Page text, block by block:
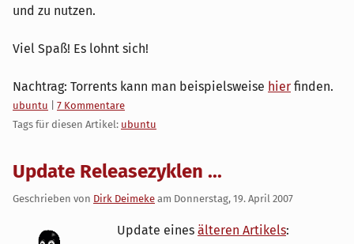
und zu nutzen.
Viel Spaß! Es lohnt sich!
Nachtrag: Torrents kann man beispielsweise hier finden.
Kategorien:
ubuntu
7 Kommentare
Tags für diesen Artikel: ubuntu
Update Releasezyklen ...
Geschrieben von Dirk Deimeke am Donnerstag, 19. April 2007
Update eines älteren Artikels: